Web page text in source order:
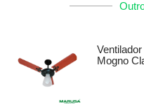
Mogno